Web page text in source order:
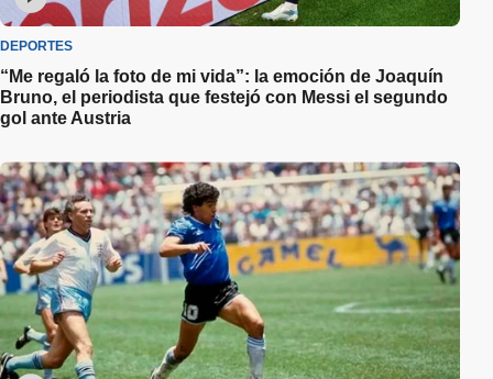
DEPORTES
“Me regaló la foto de mi vida”: la emoción de Joaquín
Bruno, el periodista que festejó con Messi el segundo
gol ante Austria